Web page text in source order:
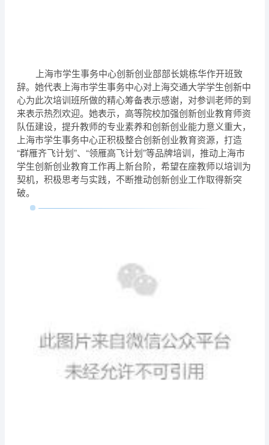
上海市学生事务中心创新创业部部长姚栋华作开班致
辞。她代表上海市学生事务中心对上海交通大学学生创新中
心为此次培训班所做的精心筹备表示感谢，对参训老师的到
来表示热烈欢迎。她表示，高等院校加强创新创业教育师资
队伍建设，提升教师的专业素养和创新创业能力意义重大，
上海市学生事务中心正积极整合创新创业教育资源，打造
“群雁齐飞计划”、“领雁高飞计划”等品牌培训，推动上海市
学生创新创业教育工作再上新台阶，希望在座教师以培训为
契机，积极思考与实践，不断推动创新创业工作取得新突
破。